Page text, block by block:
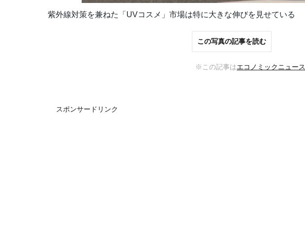
紫外線対策を兼ねた「UVコスメ」市場は特に大きな伸びを見せている
この写真の記事を読む
※この記事はエコノミックニュース
スポンサードリンク